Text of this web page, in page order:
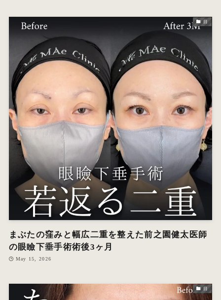
目
まぶたの窪みと幅広二重を整えた前之園健太医師
の眼瞼下垂手術術後3ヶ月
May 15, 2026
目